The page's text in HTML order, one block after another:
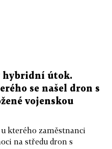
hybridní útok.
se našel dron s
vojenskou
kterého zaměstnanci
na středu dron s